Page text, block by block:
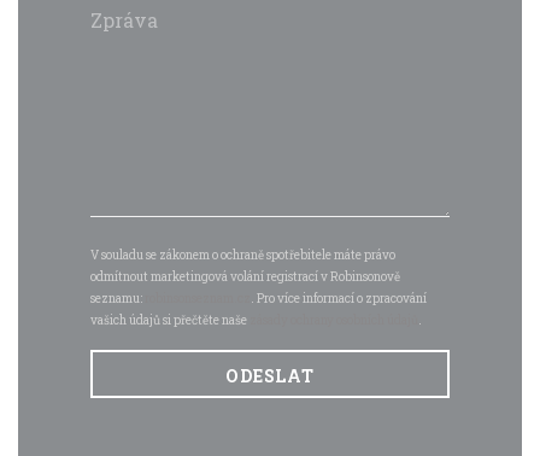
V souladu se zákonem o ochraně spotřebitele máte právo
odmítnout marketingová volání registrací v Robinsonově
seznamu:
. Pro více informací o zpracování
vašich údajů si přečtěte naše
.